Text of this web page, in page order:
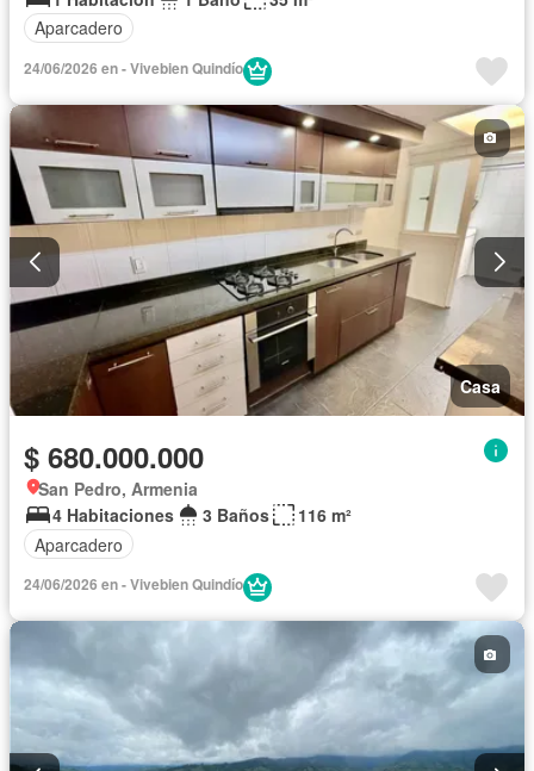
Aparcadero
24/06/2026 en - Vivebien Quindío
Casa
$ 680.000.000
San Pedro, Armenia
4 Habitaciones
3 Baños
116 m²
Aparcadero
24/06/2026 en - Vivebien Quindío